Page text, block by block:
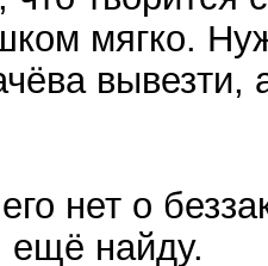
мягко.
нет о
ещё найду.